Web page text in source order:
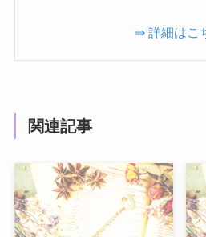
⇛ 詳細はこ
関連記事